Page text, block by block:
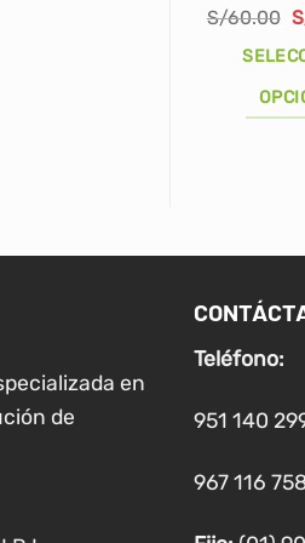
S/60.00
variantes.
opciones
se
elegir
en
página
en
de
Teléfono:
951 140
967 116